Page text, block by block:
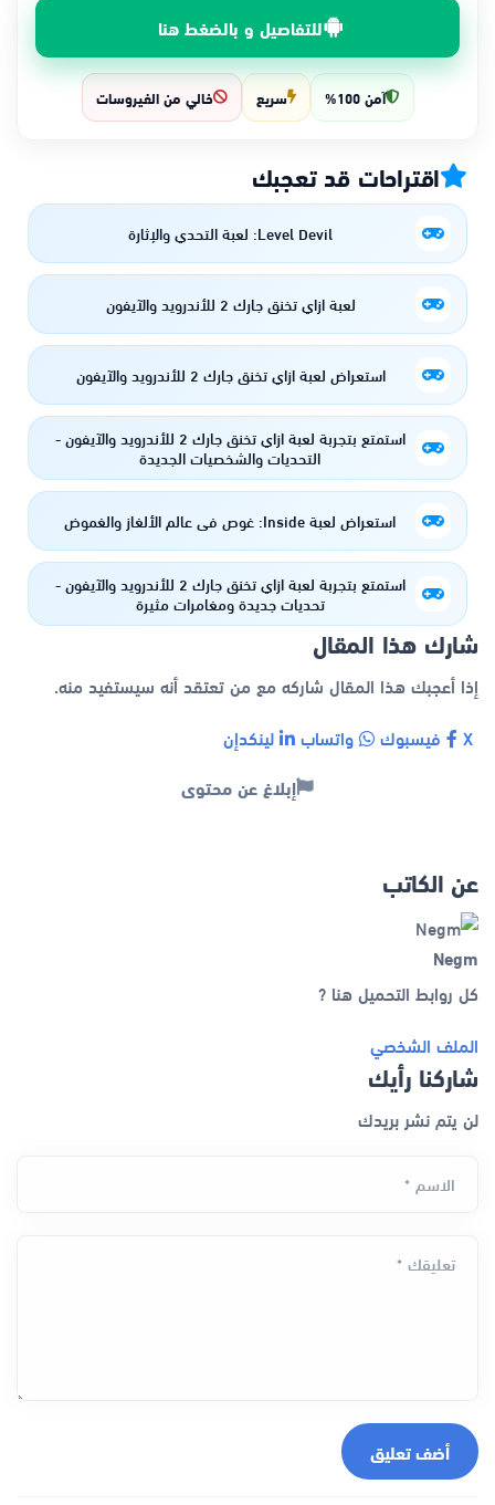
للتفاصيل و بالضغط هنا
آمن 100% سريع خالي من الفيروسات
اقتراحات قد تعجبك
Level Devil: لعبة التحدي والإثارة
لعبة ازاي تخنق جارك 2 للأندرويد والآيفون
استعراض لعبة ازاي تخنق جارك 2 للأندرويد والآيفون
استمتع بتجربة لعبة ازاي تخنق جارك 2 للأندرويد والآيفون -
التحديات والشخصيات الجديدة
استعراض لعبة Inside: غوص في عالم الألغاز والغموض
استمتع بتجربة لعبة ازاي تخنق جارك 2 للأندرويد والآيفون -
تحديات جديدة ومغامرات مثيرة
شارك هذا المقال
إذا أعجبك هذا المقال شاركه مع من تعتقد أنه سيستفيد منه.
فيسبوك واتساب لينكدإن
إبلاغ عن محتوى
عن الكاتب
Negm
كل روابط التحميل هنا ?
الملف الشخصي
شاركنا رأيك
لن يتم نشر بريدك
الاسم *
تعليقك *
أضف تعليق